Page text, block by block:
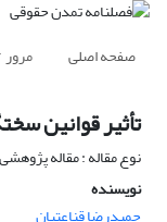
صفحه اصلی مرور
تأثیر قوانین
نوع مقاله : مقاله پژوهشی
نویسنده